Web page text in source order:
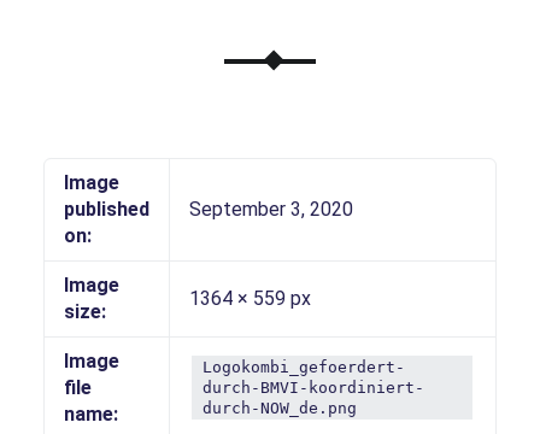
Image
published
on:
September 3, 2020
Image
size:
1364 × 559 px
Image
file
name:
Logokombi_gefoerdert-
durch-BMVI-koordiniert-
durch-NOW_de.png